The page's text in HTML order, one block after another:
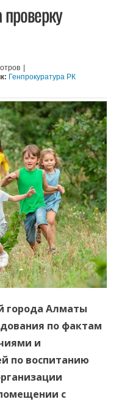
Генпрокуратура РК
города Алматы
по фактам
и
по воспитанию
с